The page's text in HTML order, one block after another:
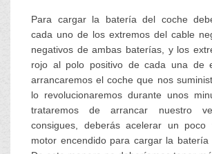
Para cargar la batería del coche
cada uno de los extremos del cable
negativos de ambas baterías, y los
rojo al polo positivo de cada una de
arrancaremos el coche que nos
lo revolucionaremos durante unos
trataremos de arrancar nuestro
consigues, deberás acelerar un
motor encendido para cargar la batería